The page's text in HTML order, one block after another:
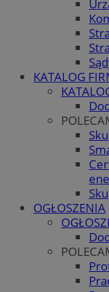
KATALOG
OGŁOSZENIA